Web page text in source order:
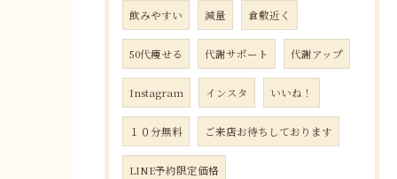
飲みやすい 減量 倉敷近く
50代痩せる 代謝サポート 代謝アップ
Instagram インスタ いいね！
１０分無料 ご来店お待ちしております
LINE予約限定価格